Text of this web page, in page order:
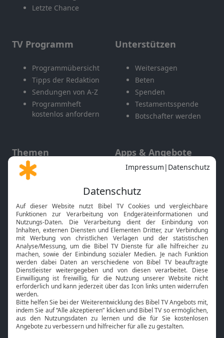
Letzte Chance
TV Programm
Programmübersicht
Tipps der Redaktion
Sendungen von A-Z
Programmheft
kostenlos anfordern
Unterstützen
Weitersagen
Beten
Spenden
Testamentsspende
Botschafter werden
Themen
Gott und Bibel erklärt
Neuigkeiten
Apps & Angebote
Mobile App
Smart TV
HbbTV
Bibelthek Online-Bibel
Nächster Gottesdienst
Bibel TV
Über uns
Jobs
Service
Kontakt
TV-Empfang